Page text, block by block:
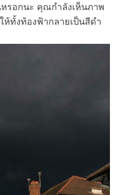
รอกนะ คุณกำลังเห็นภาพ
ทั้งท้องฟ้ากลายเป็นสีดำ